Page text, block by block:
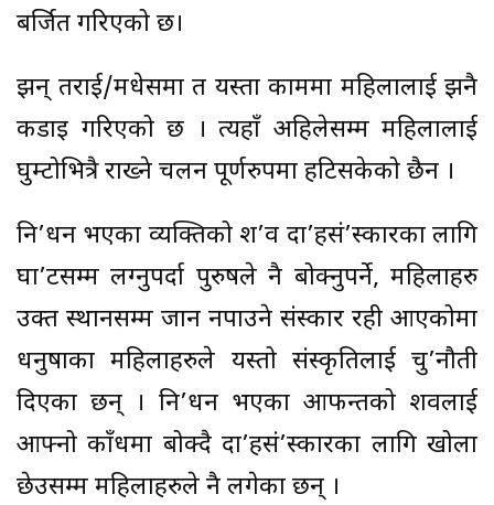
बर्जित गरिएको छ।
झन् तराई/मधेसमा त यस्ता काममा महिलालाई झनै
कडाइ गरिएको छ । त्यहाँ अहिलेसम्म महिलालाई
घुम्टोभित्रै राख्ने चलन पूर्णरुपमा हटिसकेको छैन ।
नि’धन भएका व्यक्तिको श’व दा’हसं’स्कारका लागि
घा’टसम्म लग्नुपर्दा पुरुषले नै बोक्नुपर्ने, महिलाहरु
उक्त स्थानसम्म जान नपाउने संस्कार रही आएकोमा
धनुषाका महिलाहरुले यस्तो संस्कृतिलाई चु’नौती
दिएका छन् । नि’धन भएका आफन्तको शवलाई
आफ्नो काँधमा बोक्दै दा’हसं’स्कारका लागि खोला
छेउसम्म महिलाहरुले नै लगेका छन् ।